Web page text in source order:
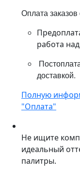
Оплата
работа
доставкой.
Полную
"Оплата"
Не ищите
идеальный
палитры.